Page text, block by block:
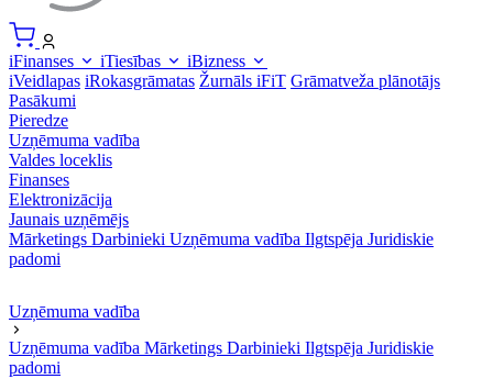
iFinanses iTiesības
iBizness
iVeidlapas iRokasgrāmatas Žurnāls iFiT Grāmatveža plānotājs
Pasākumi
Pieredze
Uzņēmuma vadība
Valdes loceklis
Finanses
Elektronizācija
Jaunais uzņēmējs
Mārketings Darbinieki Uzņēmuma vadība Ilgtspēja Juridiskie
padomi
Uzņēmuma vadība
Uzņēmuma vadība Mārketings Darbinieki Ilgtspēja Juridiskie
padomi